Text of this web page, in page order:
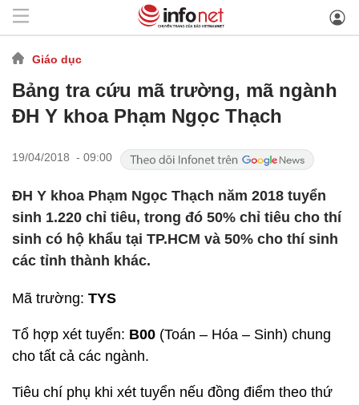
Giáo dục
Bảng tra cứu mã trường, mã ngành
ĐH Y khoa Phạm Ngọc Thạch
19/04/2018 - 09:00
ĐH Y khoa Phạm Ngọc Thạch năm 2018 tuyển
sinh 1.220 chỉ tiêu, trong đó 50% chỉ tiêu cho thí
sinh có hộ khẩu tại TP.HCM và 50% cho thí sinh
các tỉnh thành khác.
Mã trường: TYS
Tổ hợp xét tuyển: B00 (Toán – Hóa – Sinh) chung
cho tất cả các ngành.
Tiêu chí phụ khi xét tuyển nếu đồng điểm theo thứ